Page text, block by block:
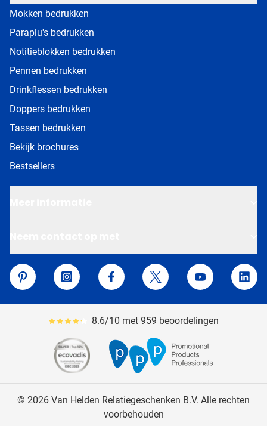
Mokken bedrukken
Paraplu's bedrukken
Notitieblokken bedrukken
Pennen bedrukken
Drinkflessen bedrukken
Doppers bedrukken
Tassen bedrukken
Bekijk brochures
Bestsellers
Van Helden Relatiegeschenken
Pinterest
Instagram Facebook Twitter YouTube
Gemiddeld reviewpercentage is 86
8.6/10 met 959 beoordelingen
© 2026 Van Helden Relatiegeschenken B.V. Alle rechten
voorbehouden